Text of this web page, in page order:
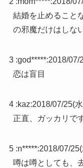
結婚を止めること
の邪魔だけはしな
3 :god*****:2018/07/
恋は盲目
4 :kaz:2018/07/25(
正直、ガッカリで
5 :n*****:2018/07/
噂は噂としても、